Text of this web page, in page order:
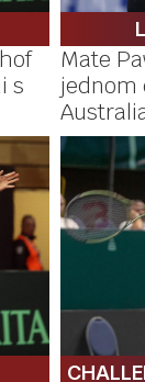
s
Mate
jednom